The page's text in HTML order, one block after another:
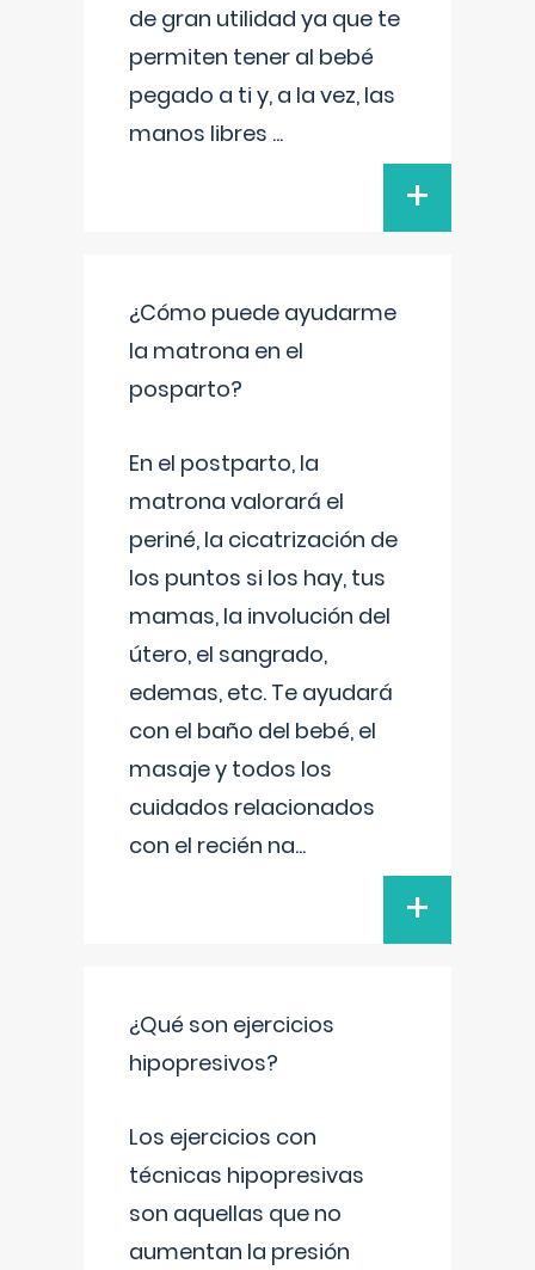
de gran utilidad ya que te
permiten tener al bebé
pegado a ti y, a la vez, las
manos libres ...
+
¿Cómo puede ayudarme
la matrona en el
posparto?
En el postparto, la
matrona valorará el
periné, la cicatrización de
los puntos si los hay, tus
mamas, la involución del
útero, el sangrado,
edemas, etc. Te ayudará
con el baño del bebé, el
masaje y todos los
cuidados relacionados
con el recién na...
+
¿Qué son ejercicios
hipopresivos?
Los ejercicios con
técnicas hipopresivas
son aquellas que no
aumentan la presión